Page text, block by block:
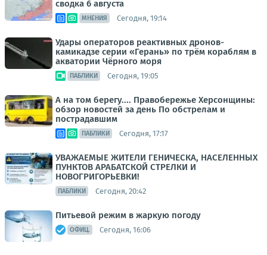
сводка 6 августа
МНЕНИЯ Сегодня, 19:14
Удары операторов реактивных дронов-
камикадзе серии «Герань» по трём кораблям в
акватории Чёрного моря
ПАБЛИКИ Сегодня, 19:05
А на том берегу.... Правобережье Херсонщины:
обзор новостей за день По обстрелам и
пострадавшим
ПАБЛИКИ Сегодня, 17:17
УВАЖАЕМЫЕ ЖИТЕЛИ ГЕНИЧЕСКА, НАСЕЛЕННЫХ
ПУНКТОВ АРАБАТСКОЙ СТРЕЛКИ И
НОВОГРИГОРЬЕВКИ!
ПАБЛИКИ Сегодня, 20:42
Питьевой режим в жаркую погоду
ОФИЦ. Сегодня, 16:06